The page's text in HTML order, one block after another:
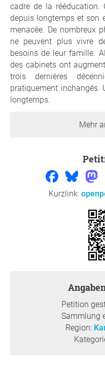
Mehr
cadre de la rééducation.
depuis longtemps et son
menacée. De nombreux
ne peuvent plus vivre
besoins de leur famille.
des cabinets ont
trois dernières
pratiquement inchangés.
longtemps.
Les signataires
cadre de la procédure de
fixer une valeur de point
les coûts. Concrètement,
Ajuster le tarif:le
en augmentant
permettra aux
leurs frais
Garantir la sécurité
La physiothérapie
raccourcit les durées de
Kurzlink:
Petition
Sammlung
Region: